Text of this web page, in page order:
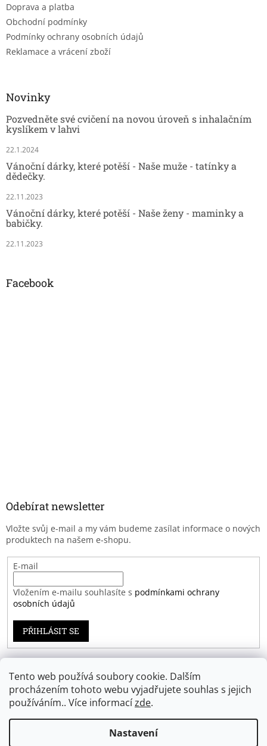
Tento web používá soubory cookie. Dalším
procházením tohoto webu vyjadřujete souhlas s jejich
používáním.. Více informacízde.
Nastavení
Doprava a platba
Obchodní podmínky
Podmínky ochrany osobních údajů
Reklamace a vrácení zboží
Novinky
Pozvedněte své cvičení na novou úroveň s inhalačním
kyslíkem v lahvi
22.1.2024
Vánoční dárky, které potěší - Naše muže - tatínky a
dědečky.
22.11.2023
Vánoční dárky, které potěší - Naše ženy - maminky a
babičky.
22.11.2023
Facebook
Odebírat newsletter
Vložte svůj e-mail a my vám budeme zasílat informace o nových
produktech na našem e-shopu.
E-mail
Vložením e-mailu souhlasíte s podmínkami ochrany
osobních údajů
PŘIHLÁSIT SE
Záruka spokojenosti
Vytvořil Shoptet